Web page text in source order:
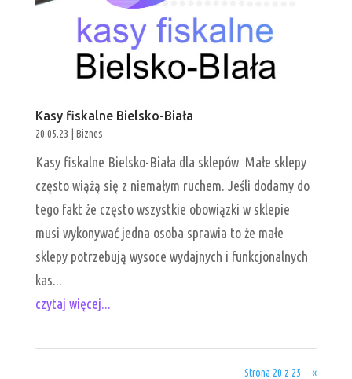
Kasy fiskalne Bielsko-Biała
20.05.23 Biznes
Kasy fiskalne Bielsko-Biała dla sklepów Małe sklepy
często wiążą się z niemałym ruchem. Jeśli dodamy do
tego fakt że często wszystkie obowiązki w sklepie
musi wykonywać jedna osoba sprawia to że małe
sklepy potrzebują wysoce wydajnych i funkcjonalnych
kas...
czytaj więcej...
Strona 20 z 25
«